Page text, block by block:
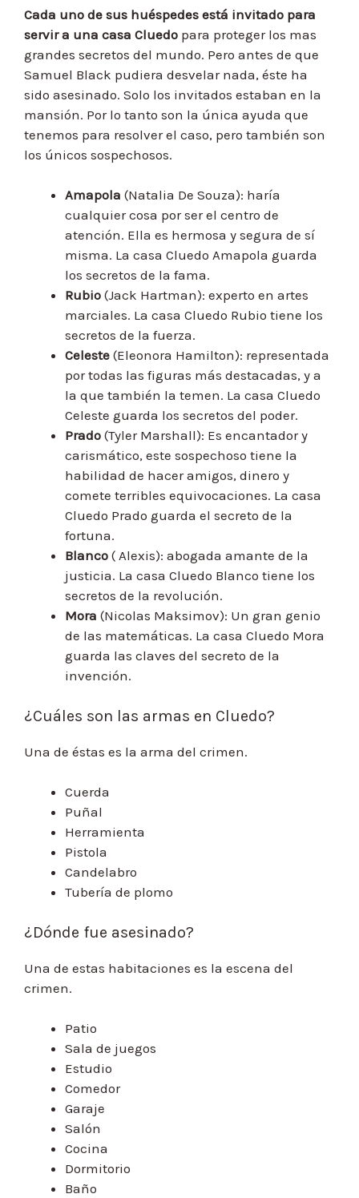
Cada uno de sus huéspedes está invitado para
servir a una casa Cluedo para proteger los mas
grandes secretos del mundo. Pero antes de que
Samuel Black pudiera desvelar nada, éste ha
sido asesinado. Solo los invitados estaban en la
mansión. Por lo tanto son la única ayuda que
tenemos para resolver el caso, pero también son
los únicos sospechosos.
Amapola (Natalia De Souza): haría
cualquier cosa por ser el centro de
atención. Ella es hermosa y segura de sí
misma. La casa Cluedo Amapola guarda
los secretos de la fama.
Rubio (Jack Hartman): experto en artes
marciales. La casa Cluedo Rubio tiene los
secretos de la fuerza.
Celeste (Eleonora Hamilton): representada
por todas las figuras más destacadas, y a
la que también la temen. La casa Cluedo
Celeste guarda los secretos del poder.
Prado (Tyler Marshall): Es encantador y
carismático, este sospechoso tiene la
habilidad de hacer amigos, dinero y
comete terribles equivocaciones. La casa
Cluedo Prado guarda el secreto de la
fortuna.
Blanco ( Alexis): abogada amante de la
justicia. La casa Cluedo Blanco tiene los
secretos de la revolución.
Mora (Nicolas Maksimov): Un gran genio
de las matemáticas. La casa Cluedo Mora
guarda las claves del secreto de la
invención.
¿Cuáles son las armas en Cluedo?
Una de éstas es la arma del crimen.
Cuerda
Puñal
Herramienta
Pistola
Candelabro
Tubería de plomo
¿Dónde fue asesinado?
Una de estas habitaciones es la escena del
crimen.
Patio
Sala de juegos
Estudio
Comedor
Garaje
Salón
Cocina
Dormitorio
Baño